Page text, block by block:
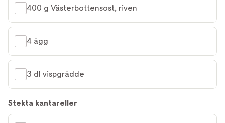
400 g Västerbottensost, riven
4 ägg
3 dl vispgrädde
Stekta kantareller